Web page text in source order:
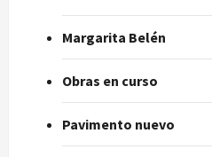
Margarita Belén
Obras en curso
Pavimento nuevo